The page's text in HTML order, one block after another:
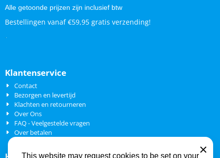
Alle getoonde prijzen zijn inclusief btw
Bestellingen vanaf €59,95 gratis verzending!
Klantenservice
Contact
Bezorgen en levertijd
Klachten en retourneren
Over Ons
FAQ - Veelgestelde vragen
Over betalen
This website may request cookies to be set on your